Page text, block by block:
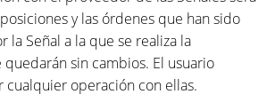
y las órdenes que han sido
la Señal a la que se realiza la
sin cambios. El usuario
cualquier operación con ellas.